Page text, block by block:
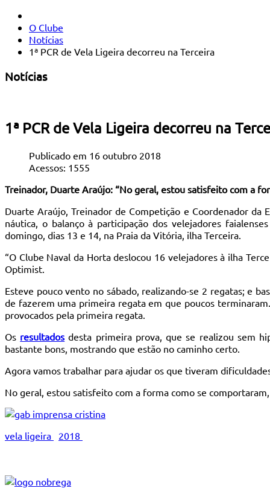
O Clube
Notícias
1ª PCR de Vela Ligeira decorreu na Terceira
Notícias
1ª PCR de Vela Ligeira decorreu na
Publicado em 16 outubro 2018
Acessos: 1555
Treinador, Duarte Araújo: “No geral, estou satisfeito com a
Duarte Araújo, Treinador de Competição e Coordenador da
náutica, o balanço à participação dos velejadores
domingo, dias 13 e 14, na Praia da Vitória, ilha Terceira.
“O Clube Naval da Horta deslocou 16 velejadores à ilha
Optimist.
Esteve pouco vento no sábado, realizando-se 2 regatas; e
de fazerem uma primeira regata em que poucos
provocados pela primeira regata.
Os resultadosdesta primeira prova, que se realizou sem
bastante bons, mostrando que estão no caminho certo.
Agora vamos trabalhar para ajudar os que tiveram
No geral, estou satisfeito com a forma como se
vela ligeira 2018